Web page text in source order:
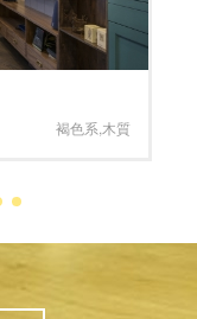
褐色系 木質